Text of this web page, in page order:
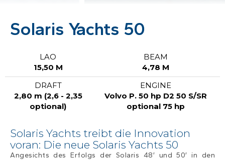
Solaris Yachts 50
LAO
15,50 M
BEAM
4,78 M
DRAFT
2,80 m (2,6 - 2,35
optional)
ENGINE
Volvo P. 50 hp D2 50 S/SR
optional 75 hp
Solaris Yachts treibt die Innovation
voran: Die neue Solaris Yachts 50
Angesichts des Erfolgs der Solaris 48′ und 50′ in den